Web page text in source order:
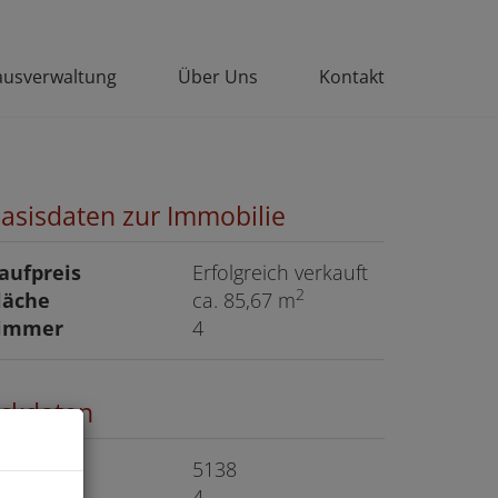
Über Uns Kontakt
zur Immobilie
Erfolgreich verkauft
ca. 85,67 m2
4
5138